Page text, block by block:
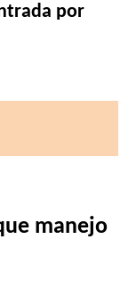
por
manejo